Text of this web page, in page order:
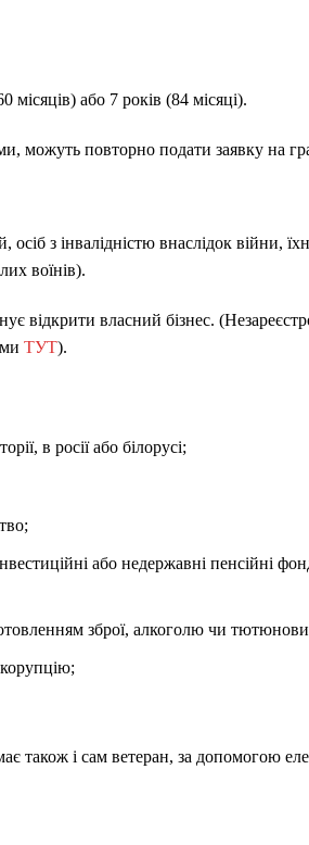
місяців) або 7 років (84 місяці).
можуть повторно подати заявку на
з інвалідністю внаслідок війни,
воїнів).
відкрити власний бізнес.
ТУТ).
в росії або білорусі;
інвестиційні або недержавні пенсійні
зброї, алкоголю чи
корупцію;
також і сам ветеран, за допомогою